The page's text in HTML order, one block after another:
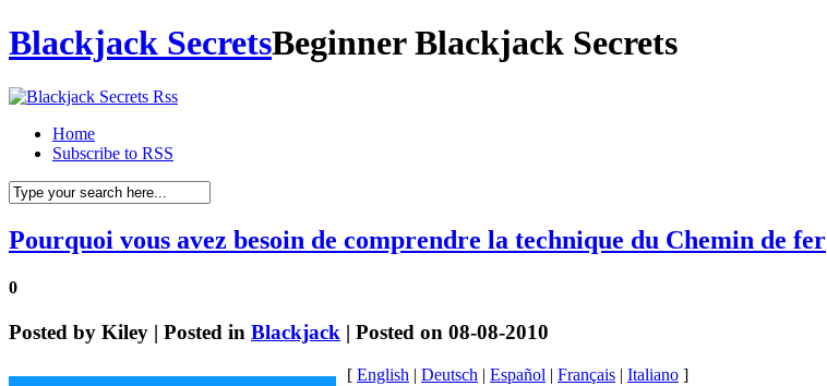
Blackjack SecretsBeginner Blackjack Secrets
Home
Subscribe to RSS
Pourquoi vous avez besoin de comprendre la technique du Chemin de fer
0
Posted by Kiley | Posted in Blackjack | Posted on 08-08-2010
[ English | Deutsch | Español | Français | Italiano ]